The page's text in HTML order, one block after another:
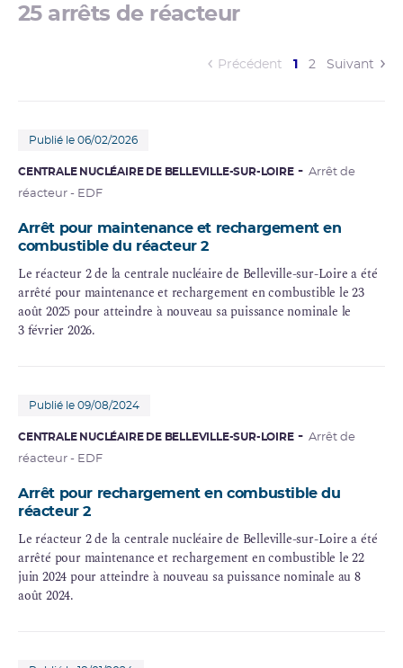
25 arrêts de réacteur
Précédent 1 (current)
2 Suivant
Publié le 06/02/2026
CENTRALE NUCLÉAIRE DE BELLEVILLE-SUR-LOIRE
Arrêt de
réacteur - EDF
Arrêt pour maintenance et rechargement en
combustible du réacteur 2
Le réacteur 2 de la centrale nucléaire de Belleville-sur-Loire a été
arrêté pour maintenance et rechargement en combustible le 23
août 2025 pour atteindre à nouveau sapuissance nominale le
3 février 2026.
Publié le 09/08/2024
CENTRALE NUCLÉAIRE DE BELLEVILLE-SUR-LOIRE
Arrêt de
réacteur - EDF
Arrêt pour rechargement en combustible du
réacteur 2
Le réacteur 2 de la centrale nucléaire de Belleville-sur-Loire a été
arrêté pour maintenance et rechargement en combustible le 22
juin 2024 pour atteindre à nouveau sa puissance nominale au 8
août 2024.